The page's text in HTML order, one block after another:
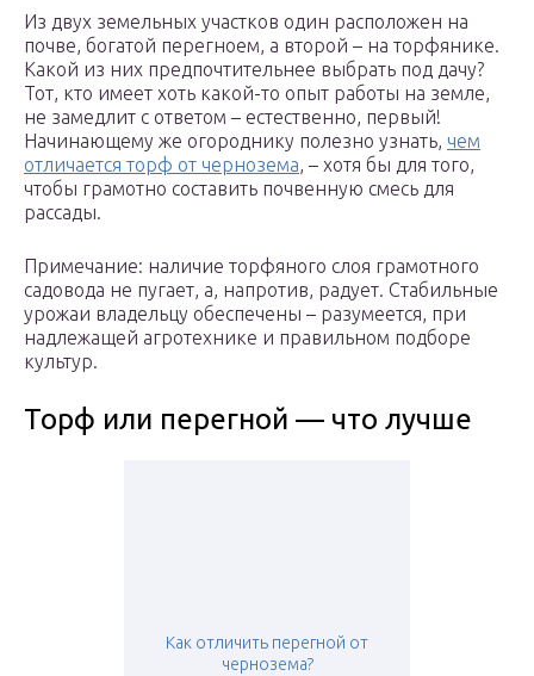
Из двух земельных участков один расположен на
почве, богатой перегноем, а второй – на торфянике.
Какой из них предпочтительнее выбрать под дачу?
Тот, кто имеет хоть какой-то опыт работы на земле,
не замедлит с ответом – естественно, первый!
Начинающему же огороднику полезно узнать, чем
отличается торф от чернозема, – хотя бы для того,
чтобы грамотно составить почвенную смесь для
рассады.
Примечание: наличие торфяного слоя грамотного
садовода не пугает, а, напротив, радует. Стабильные
урожаи владельцу обеспечены – разумеется, при
надлежащей агротехнике и правильном подборе
культур.
Торф или перегной — что лучше
Как отличить перегной от
чернозема?